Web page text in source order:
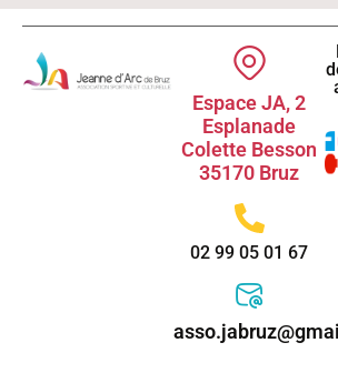
Espace JA, 2
Esplanade
Colette Besson
35170 Bruz
02 99 05 01 67